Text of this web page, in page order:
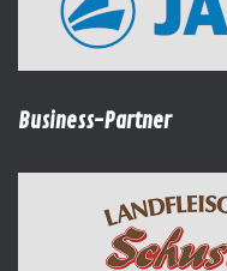
Business-Partner